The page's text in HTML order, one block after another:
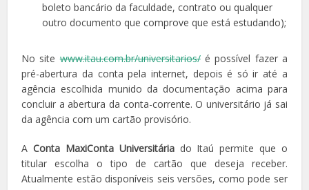
boleto bancário da faculdade, contrato ou qualquer
outro documento que comprove que está estudando);
No sitewww.itau.com.br/universitarios/é possível fazer a
pré-abertura da conta pela internet, depois é só ir até a
agência escolhida munido da documentação acima para
concluir a abertura da conta-corrente. O universitário já sai
da agência com um cartão provisório.
AConta MaxiConta Universitáriado Itaú permite que o
titular escolha o tipo de cartão que deseja receber.
Atualmente estão disponíveis seis versões, como pode ser